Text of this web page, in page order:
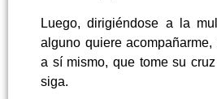
Luego, dirigiéndose a la
alguno quiere
a sí mismo, que tome su
siga.